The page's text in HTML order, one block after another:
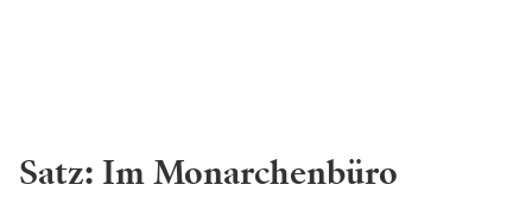
Satz: Im Monarchenbüro